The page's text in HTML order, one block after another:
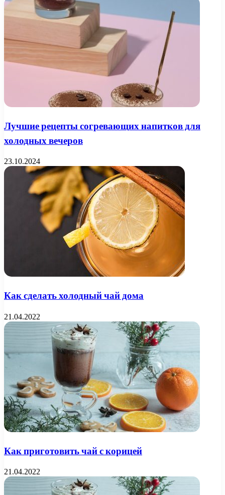
Лучшие рецепты согревающих напитков для
холодных вечеров
23.10.2024
Как сделать холодный чай дома
21.04.2022
Как приготовить чай с корицей
21.04.2022